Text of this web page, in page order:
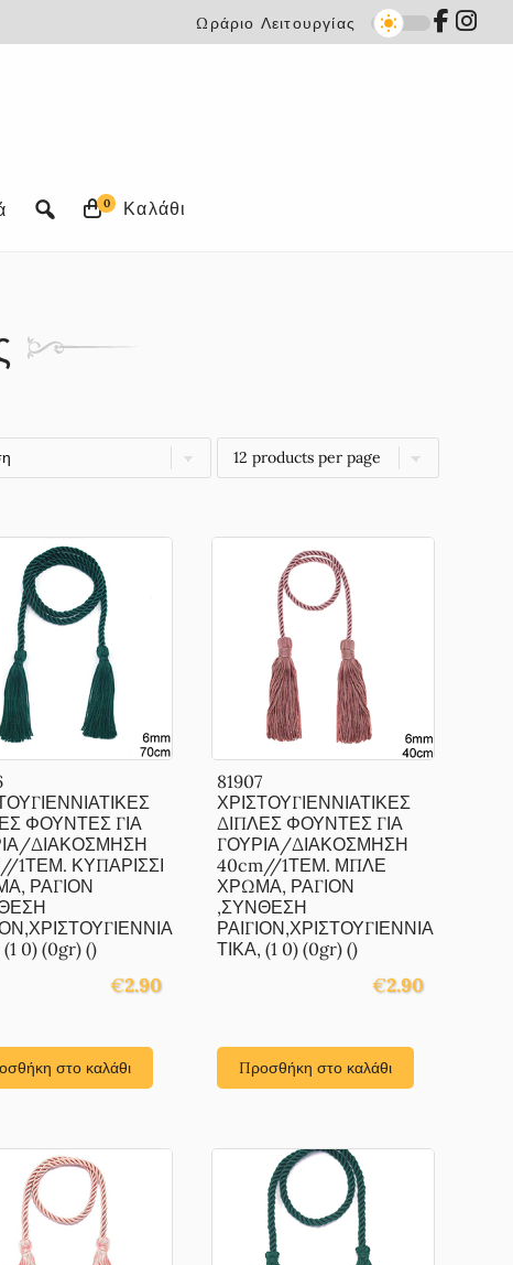
Ωράριο Λειτουργίας
0
ΦΟΥΝΤΕΣ ΓΙΑ
ΔΙΑΚΟΣΜΗΣΗ
1ΤΕΜ. ΚΥΠΑΡΙΣΣΙ
ΡΑΓΙΟΝ
0) (0gr) ()
€2.90
στο καλάθι
81907
ΧΡΙΣΤΟΥΓΙΕΝΝΙΑΤΙΚΕΣ
ΔΙΠΛΕΣ ΦΟΥΝΤΕΣ ΓΙΑ
ΓΟΥΡΙΑ/ΔΙΑΚΟΣΜΗΣΗ
40cm//1ΤΕΜ. ΜΠΛΕ
ΧΡΩΜΑ, ΡΑΓΙΟΝ
,ΣΥΝΘΕΣΗ
ΡΑΙΓΙΟΝ,ΧΡΙΣΤΟΥΓΙΕΝΝΙΑ
ΤΙΚΑ, (1 0) (0gr) ()
€2.90
Προσθήκη στο καλάθι